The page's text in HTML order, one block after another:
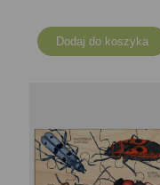
Dodaj do koszyka